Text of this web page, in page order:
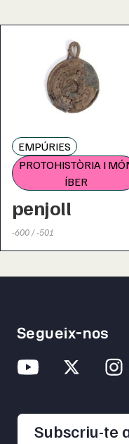
EMPÚRIES
PROTOHISTÒRIA I
ÍBER
penjoll
-600 / -501
Segueix-nos
Subscriu-te